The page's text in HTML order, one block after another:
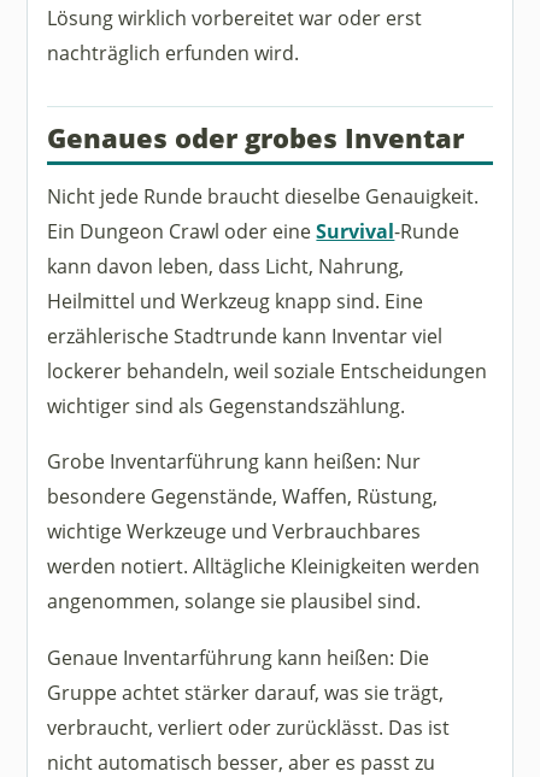
Lösung wirklich vorbereitet war oder erst
nachträglich erfunden wird.
Genaues oder grobes Inventar
Nicht jede Runde braucht dieselbe Genauigkeit.
Ein Dungeon Crawl oder eineSurvival-Runde
kann davon leben, dass Licht, Nahrung,
Heilmittel und Werkzeug knapp sind. Eine
erzählerische Stadtrunde kann Inventar viel
lockerer behandeln, weil soziale Entscheidungen
wichtiger sind als Gegenstandszählung.
Grobe Inventarführung kann heißen: Nur
besondere Gegenstände, Waffen, Rüstung,
wichtige Werkzeuge und Verbrauchbares
werden notiert. Alltägliche Kleinigkeiten werden
angenommen, solange sie plausibel sind.
Genaue Inventarführung kann heißen: Die
Gruppe achtet stärker darauf, was sie trägt,
verbraucht, verliert oder zurücklässt. Das ist
nicht automatisch besser, aber es passt zu